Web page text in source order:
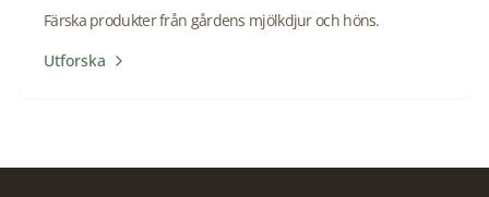
Färska produkter från gårdens mjölkdjur och höns.
Utforska